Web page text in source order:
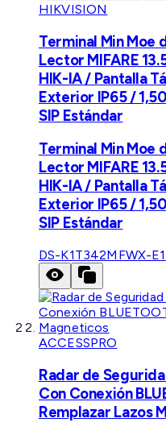
HIKVISION
Terminal Min Moe
Lector MIFARE
HIK-IA / Pantalla
Exterior IP65 /
SIP Estándar
Terminal Min Moe
Lector MIFARE
HIK-IA / Pantalla
Exterior IP65 /
SIP Estándar
DS-K1T342MFWX-E1
ACCESSPRO
Radar de
Con Conexión
Remplazar Lazos